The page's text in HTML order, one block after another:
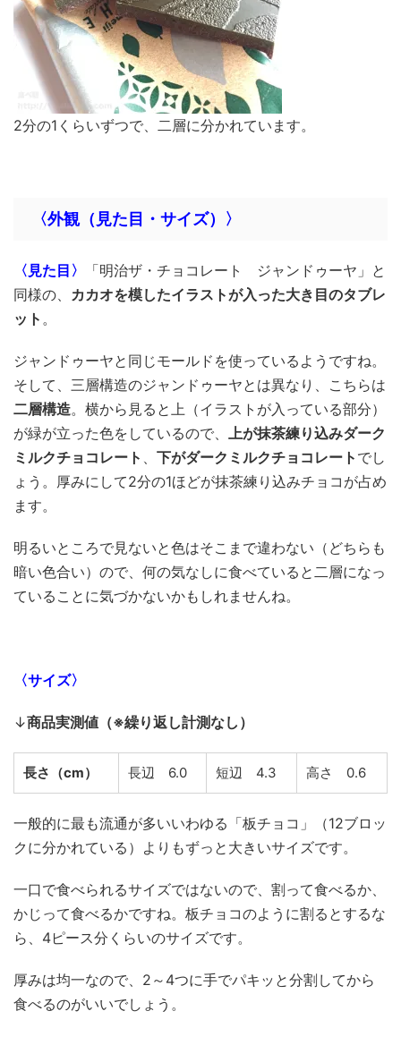
2分の1くらいずつで、二層に分かれています。
〈外観（見た目・サイズ）〉
〈見た目〉
「明治ザ・チョコレート ジャンドゥーヤ」と
同様の、 カカオを模したイラストが入った大き目のタブレ
ット 。
ジャンドゥーヤと同じモールドを使っているようですね。
そして、三層構造のジャンドゥーヤとは異なり、こちらは
二層構造。横から見ると上（イラストが入っている部分）
が緑が立った色をしているので、
上が抹茶練り込みダーク
ミルクチョコレート
下がダークミルクチョコレート でし
ょう。厚みにして2分の1ほどが抹茶練り込みチョコが占め
ます。
明るいところで見ないと色はそこまで違わない（どちらも
暗い色合い）ので、何の気なしに食べていると二層になっ
ていることに気づかないかもしれませんね。
〈サイズ〉
↓商品実測値（※繰り返し計測なし）
長さ（cm） 長辺 6.0 短辺 4.3 高さ 0.6
一般的に最も流通が多いいわゆる「板チョコ」（12ブロッ
クに分かれている）よりもずっと大きいサイズです。
一口で食べられるサイズではないので、割って食べるか、
かじって食べるかですね。板チョコのように割るとするな
ら、4ピース分くらいのサイズです。
厚みは均一なので、2～4つに手でパキッと分割してから
食べるのがいいでしょう。